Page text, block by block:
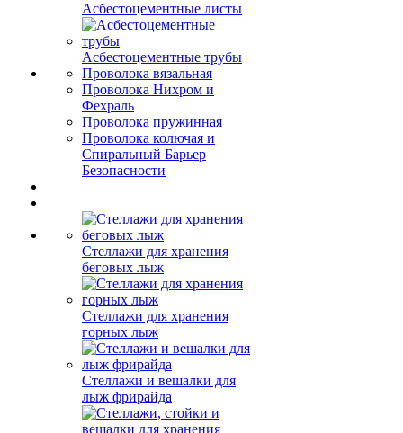
Асбестоцементные листы
Асбестоцементные трубы
Проволока вязальная
Проволока Нихром и
Фехраль
Проволока пружинная
Проволока колючая и
Спиральный Барьер
Безопасности
Стеллажи для хранения
беговых лыж
Стеллажи для хранения
горных лыж
Стеллажи и вешалки для
лыж фрирайда